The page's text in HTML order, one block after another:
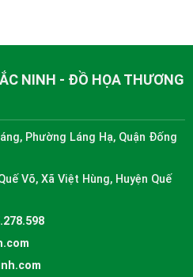
NINH - ĐỒ HỌA THƯƠNG
Phường Láng Hạ, Quận Đống
Võ, Xã Việt Hùng, Huyện Quế